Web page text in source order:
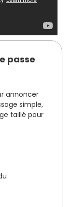
passe
annoncer
simple,
taillé pour